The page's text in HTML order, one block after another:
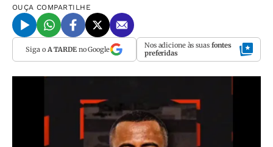
OUÇA COMPARTILHE
Siga o A TARDEno Google Nos adicione às suas fontes
preferidas